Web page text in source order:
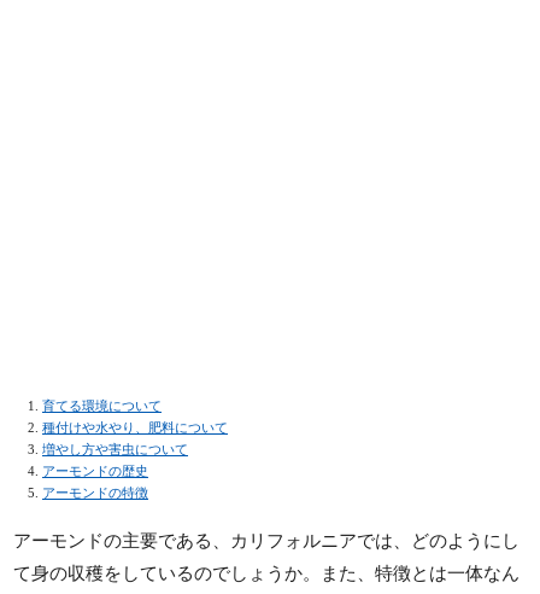
育てる環境について
種付けや水やり、肥料について
増やし方や害虫について
アーモンドの歴史
アーモンドの特徴
アーモンドの主要である、カリフォルニアでは、どのようにし
て身の収穫をしているのでしょうか。また、特徴とは一体なん